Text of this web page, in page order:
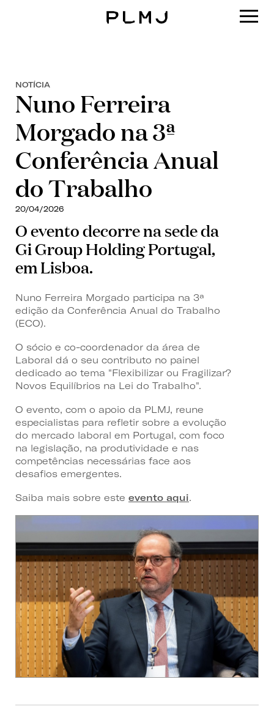
NOTÍCIA
Nuno Ferreira
Morgado na 3ª
Conferência Anual
do Trabalho
20/04/2026
O evento decorre na sede da
Gi Group Holding Portugal,
em Lisboa.
Nuno Ferreira Morgado participa na 3ª
edição da Conferência Anual do Trabalho
(ECO).
O sócio e co-coordenador da área de
Laboral dá o seu contributo no painel
dedicado ao tema "Flexibilizar ou Fragilizar?
Novos Equilíbrios na Lei do Trabalho".
O evento, com o apoio da PLMJ, reune
especialistas para refletir sobre a evolução
do mercado laboral em Portugal, com foco
na legislação, na produtividade e nas
competências necessárias face aos
desafios emergentes.
Saiba mais sobre este evento aqui.